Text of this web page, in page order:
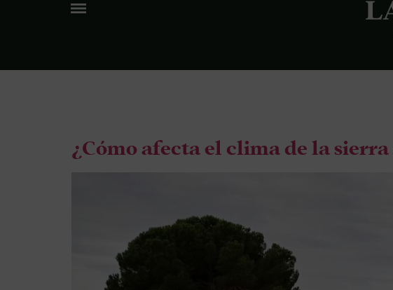
Tag:ECO
¿Cómo afecta el clima de la